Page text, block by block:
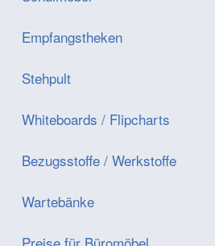
Empfangstheken
Stehpult
Whiteboards / Flipcharts
Bezugsstoffe / Werkstoffe
Wartebänke